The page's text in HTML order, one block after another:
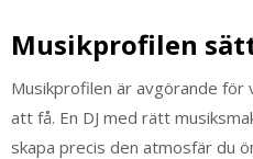
Musikprofilen
Musikprofilen är avgörande för
att få. En DJ med rätt
skapa precis den atmosfär du